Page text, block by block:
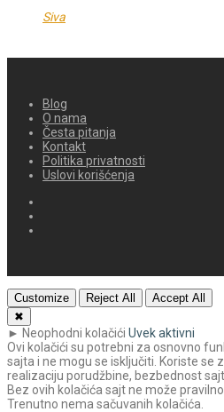
Siva
Blog
O nama
Česta pitanja
Kontakt
Politika privatnosti
Uslovi korišćenja
Customize Reject All
Accept All
✖
► Neophodni kolačići Uvek aktivni
Ovi kolačići su potrebni za osnovno
sajta i ne mogu se isključiti. Koriste se
realizaciju porudžbine, bezbednost
Bez ovih kolačića sajt ne može
Trenutno nema sačuvanih kolačića.